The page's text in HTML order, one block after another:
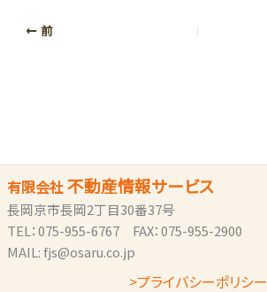
前
有限会社不動産情報サービス
長岡京市長岡2丁目30番37号
TEL：075-955-6767 FAX：075-955-2900
MAIL: fjs@osaru.co.jp
>プライバシーポリシー